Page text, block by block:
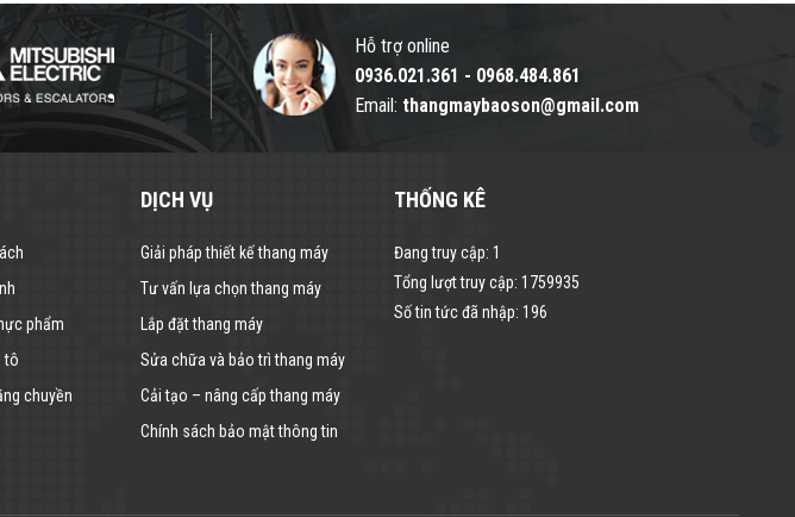
Hỗ trợ online
0936.021.361 - 0968.484.861
Email: thangmaybaoson@gmail.com
phẩm
tô
chuyền
DỊCH VỤ
Giải pháp thiết kế thang máy
Tư vấn lựa chọn thang máy
Lắp đặt thang máy
Sửa chữa và bảo trì thang máy
Cải tạo – nâng cấp thang máy
Chính sách bảo mật thông tin
THỐNG KÊ
Đang truy cập: 1
Tổng lượt truy cập: 1759935
Số tin tức đã nhập: 196